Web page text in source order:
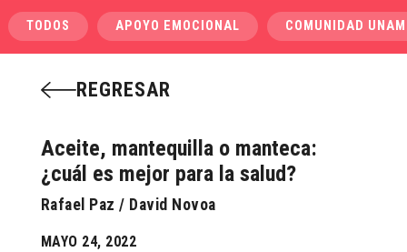
TODOS APOYO EMOCIONAL COMUNIDAD UNAM
REGRESAR
Aceite, mantequilla o manteca:
¿cuál es mejor para la salud?
Rafael Paz / David Novoa
MAYO 24, 2022